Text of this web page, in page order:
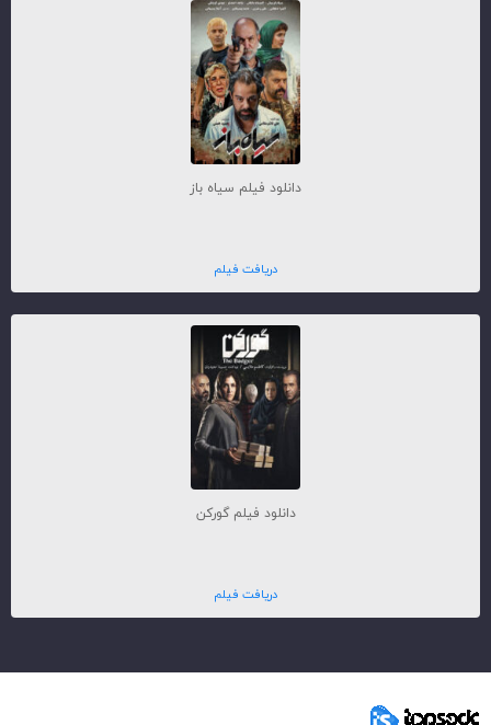
دانلود فیلم سیاه باز
دریافت فیلم
دانلود فیلم گورکن
دریافت فیلم